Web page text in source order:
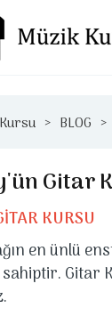
BLOG
Gitar
KURSU
en ünlü
Gitar